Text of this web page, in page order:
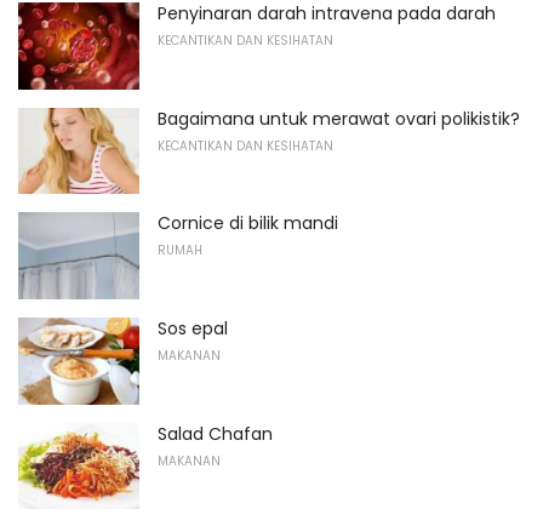
Penyinaran darah intravena pada darah
KECANTIKAN DAN KESIHATAN
Bagaimana untuk merawat ovari polikistik?
KECANTIKAN DAN KESIHATAN
Cornice di bilik mandi
RUMAH
Sos epal
MAKANAN
Salad Chafan
MAKANAN